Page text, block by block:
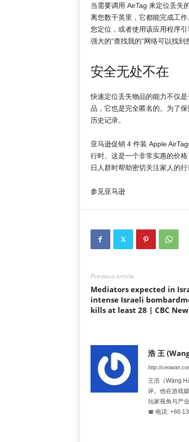
当需要调用 AirTag 来定位丢失
离您数千英里，它都能完成工
您定位，或者使用该应用程序
强大的“查找我的”网络可以找
安全无处不在
快速定位丢失物品的能力不仅
品，它也是完全匿名的。为了
历史记录。
亚马逊促销 4 件装 Apple
行时。这是一个非常实惠的价
日人群时帮助密切关注家人的行
参见亚马逊
Previous article
Mediators expected in
intense Israeli
kills at least 28 | CBC
浩 王
http://
王浩（Wáng
评。他在游戏
玩家视角与产
☎ 电话: +86